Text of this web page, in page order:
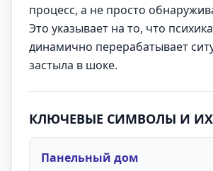
процесс, а не просто
Это указывает на то, что
динамично перерабатывает
застыла в шоке.
КЛЮЧЕВЫЕ СИМВОЛЫ И ИХ
Панельный дом